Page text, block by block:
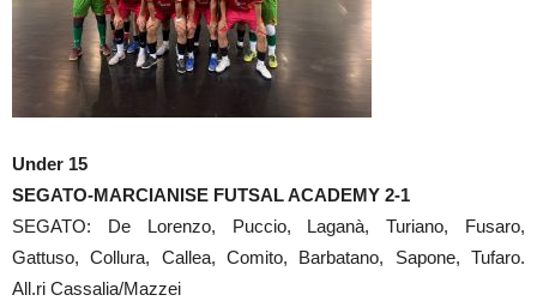
Under 15
SEGATO-MARCIANISE FUTSAL ACADEMY 2-1
SEGATO: De Lorenzo, Puccio, Laganà, Turiano, Fusaro,
Gattuso, Collura, Callea, Comito, Barbatano, Sapone, Tufaro.
All.ri Cassalia/Mazzei